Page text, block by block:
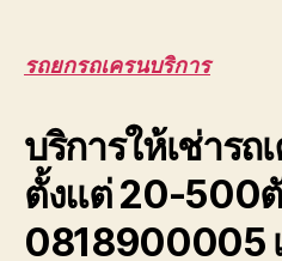
รถยกรถเครนบริการ
บริการให้เช่ารถ
ตั้งแต่ 20-500
0818900005